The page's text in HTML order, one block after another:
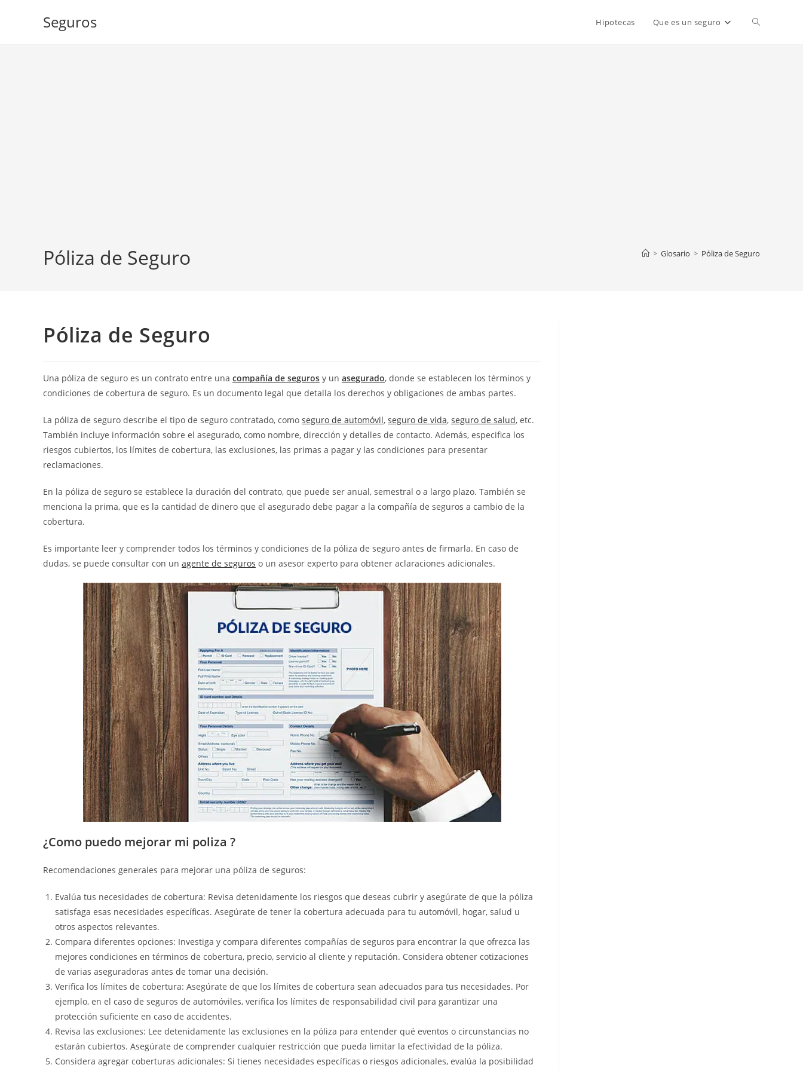
Seguros Hipotecas Que es un seguro Alternar
Póliza de Seguro > Glosario > Póliza de Seguro
Póliza de Seguro
Una póliza de seguro es un contrato entre una compañía de seguros y un asegurado, donde se establecen los términos y
condiciones de cobertura de seguro. Es un documento legal que detalla los derechos y obligaciones de ambas partes.
La póliza de seguro describe el tipo de seguro contratado, como seguro de automóvil, seguro de vida, seguro de salud, etc.
También incluye información sobre el asegurado, como nombre, dirección y detalles de contacto. Además, especifica los
riesgos cubiertos, los límites de cobertura, las exclusiones, las primas a pagar y las condiciones para presentar
reclamaciones.
En la póliza de seguro se establece la duración del contrato, que puede ser anual, semestral o a largo plazo. También se
menciona la prima, que es la cantidad de dinero que el asegurado debe pagar a la compañía de seguros a cambio de la
cobertura.
Es importante leer y comprender todos los términos y condiciones de la póliza de seguro antes de firmarla. En caso de
dudas, se puede consultar con un agente de seguros o un asesor experto para obtener aclaraciones adicionales.
¿Como puedo mejorar mi poliza ?
Recomendaciones generales para mejorar una póliza de seguros:
Evalúa tus necesidades de cobertura: Revisa detenidamente los riesgos que deseas cubrir y asegúrate de que la póliza
satisfaga esas necesidades específicas. Asegúrate de tener la cobertura adecuada para tu automóvil, hogar, salud u
otros aspectos relevantes.
Compara diferentes opciones: Investiga y compara diferentes compañías de seguros para encontrar la que ofrezca las
mejores condiciones en términos de cobertura, precio, servicio al cliente y reputación. Considera obtener cotizaciones
de varias aseguradoras antes de tomar una decisión.
Verifica los límites de cobertura: Asegúrate de que los límites de cobertura sean adecuados para tus necesidades. Por
ejemplo, en el caso de seguros de automóviles, verifica los límites de responsabilidad civil para garantizar una
protección suficiente en caso de accidentes.
Revisa las exclusiones: Lee detenidamente las exclusiones en la póliza para entender qué eventos o circunstancias no
estarán cubiertos. Asegúrate de comprender cualquier restricción que pueda limitar la efectividad de la póliza.
Considera agregar coberturas adicionales: Si tienes necesidades específicas o riesgos adicionales, evalúa la posibilidad